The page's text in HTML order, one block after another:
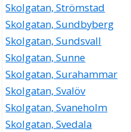
Skolgatan, Strömstad
Skolgatan, Sundbyberg
Skolgatan, Sundsvall
Skolgatan, Sunne
Skolgatan, Surahammar
Skolgatan, Svalöv
Skolgatan, Svaneholm
Skolgatan, Svedala